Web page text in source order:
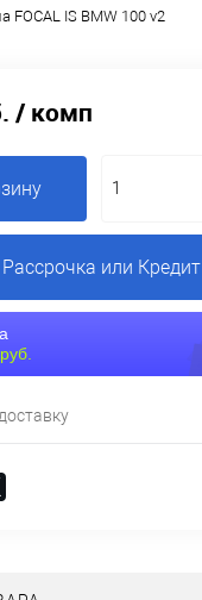
FOCAL IS BMW 100 v2
/ комп
Рассрочка или Кредит